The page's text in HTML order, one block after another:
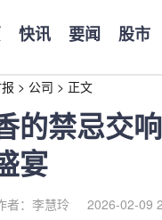
快讯 要闻 股市
> 公司 > 正文
的禁忌交
宴
者：李慧玲 2026-02-09